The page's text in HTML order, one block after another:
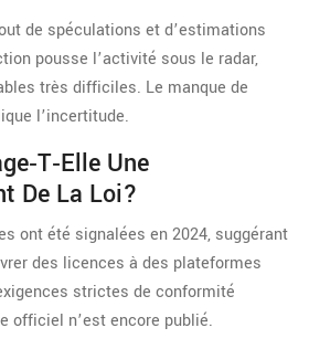
de spéculations et d’estimations
pousse l’activité sous le radar,
très difficiles. Le manque de
l’incertitude.
Une
De La Loi?
ont été signalées en 2024, suggérant
des licences à des plateformes
strictes de conformité
officiel n’est encore publié.